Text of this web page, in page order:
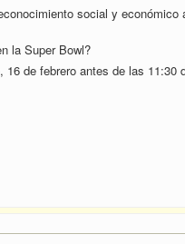
social y económico
la Super Bowl?
16 de febrero antes de las 11:30